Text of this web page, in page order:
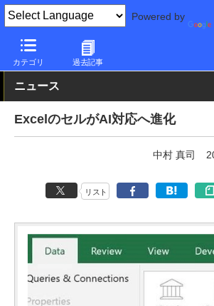
Powered by
カテゴリ 過去記事
PC Watch ソフトウェア/アプリ Microsoft
ニュース
ExcelのセルがAI対応へ進化
中村 真司
リスト